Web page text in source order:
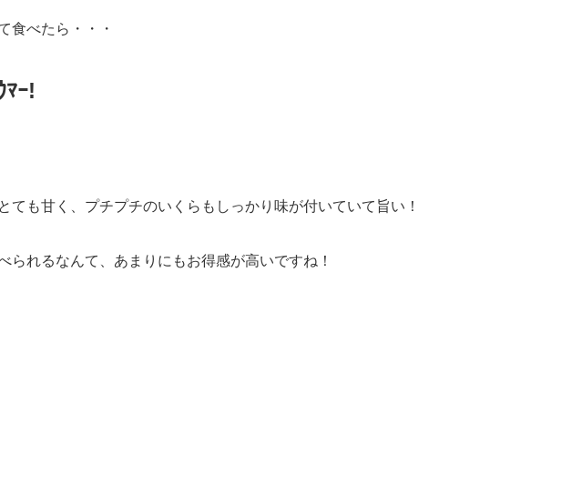
食べたら・・・
ｰ!
ても甘く、プチプチのいくらもしっかり味が付いていて旨い！
られるなんて、あまりにもお得感が高いですね！